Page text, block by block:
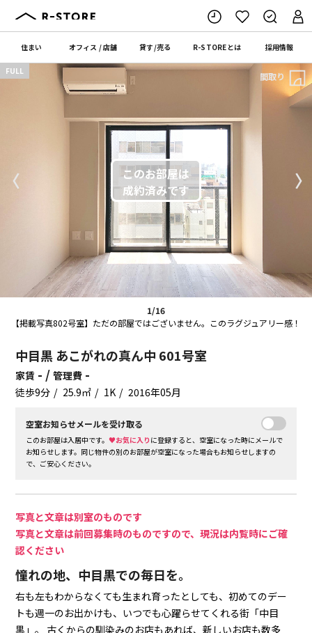
住まい オフィス /店舗 貸す/売る R-STOREとは 採用情報
1/16
【掲載写真802号室】ただの部屋ではございません。このラグジュアリー感！
〈 〉
FULL 間取り
中目黒 あこがれの真ん中 601号室
家賃 - /管理費 -
徒歩9分 25.9㎡ 1K 2016年05月
空室お知らせメールを受け取る
このお部屋は入居中です。♥お気に入り に登録すると、空室になった時にメールで
お知らせします。同じ物件の別のお部屋が空室になった場合もお知らせしますの
で、ご安心ください。
写真と文章は別室のものです
写真と文章は前回募集時のものですので、現況は内覧時にご確
認ください
憧れの地、中目黒での毎日を。
右も左もわからなくても生まれ育ったとしても、初めてのデー
トも週一のお出かけも、いつでも心躍らせてくれる街「中目
黒」。
古くからの馴染みのお店もあれば、新しいお店も数多